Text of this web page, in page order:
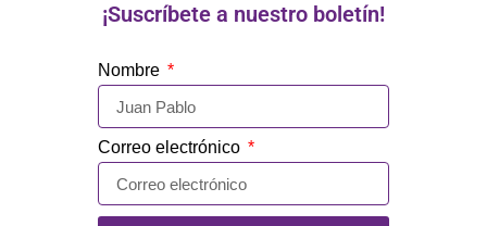
¡Suscríbete a nuestro boletín!
Nombre
Correo electrónico